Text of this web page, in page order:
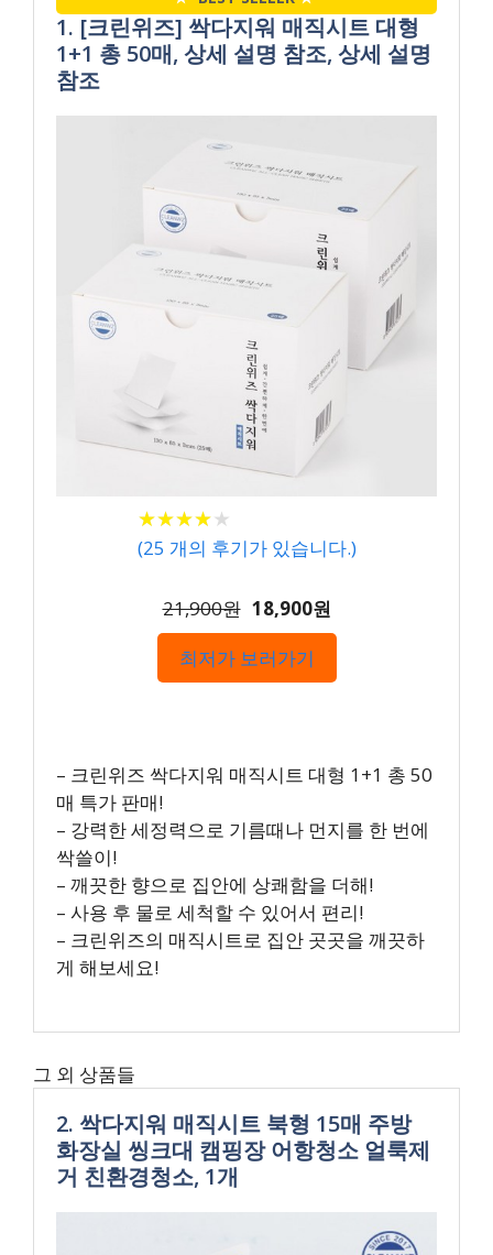
1. [크린위즈] 싹다지워 매직시트 대형
1+1 총 50매, 상세 설명 참조, 상세 설명
참조
★★★★★
★★★★★
(25 개의 후기가 있습니다.)
21,900원 18,900원
최저가 보러가기
– 크린위즈 싹다지워 매직시트 대형 1+1 총 50
매 특가 판매!
– 강력한 세정력으로 기름때나 먼지를 한 번에
싹쓸이!
– 깨끗한 향으로 집안에 상쾌함을 더해!
– 사용 후 물로 세척할 수 있어서 편리!
– 크린위즈의 매직시트로 집안 곳곳을 깨끗하
게 해보세요!
그 외 상품들
2. 싹다지워 매직시트 북형 15매 주방
화장실 씽크대 캠핑장 어항청소 얼룩제
거 친환경청소, 1개